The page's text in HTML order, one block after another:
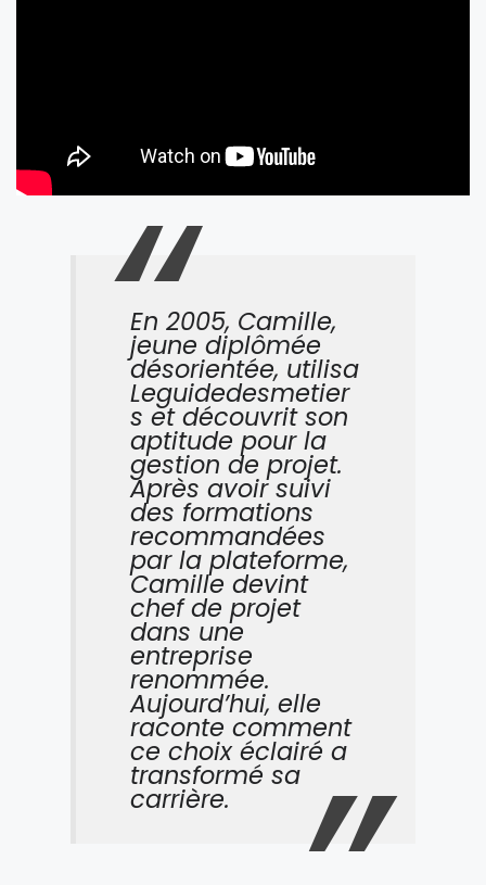
En 2005, Camille,
jeune diplômée
désorientée, utilisa
Leguidedesmetier
s et découvrit son
aptitude pour la
gestion de projet.
Après avoir suivi
des formations
recommandées
par la plateforme,
Camille devint
chef de projet
dans une
entreprise
renommée.
Aujourd’hui, elle
raconte comment
ce choix éclairé a
transformé sa
carrière.